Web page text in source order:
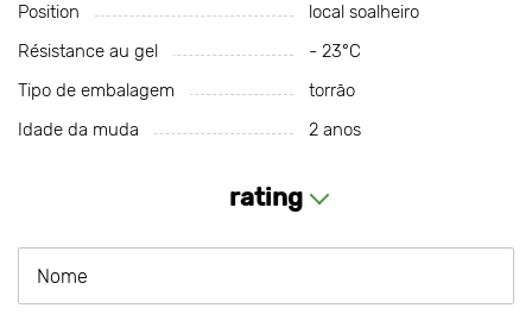
Position
local soalheiro
Résistance au gel
- 23°С
Tipo de embalagem
torrão
Idade da muda
2 anos
rating